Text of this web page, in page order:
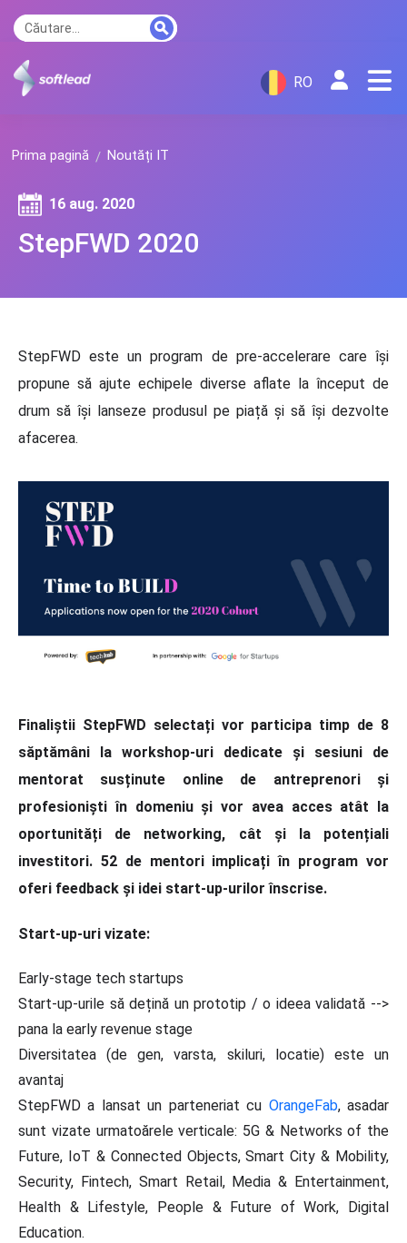
RO
Prima pagină Noutăți IT
StepFWD 2020
16 aug. 2020
StepFWD este un program de pre-accelerare care își
propune să ajute echipele diverse aflate la început de
drum să își lanseze produsul pe piață și să își dezvolte
afacerea.
Finaliștii StepFWD selectați vor participa timp de 8
săptămâni la workshop-uri dedicate și sesiuni de
mentorat susținute online de antreprenori și
profesioniști în domeniu și vor avea acces atât la
oportunități de networking, cât și la potențiali
investitori. 52 de mentori implicați în program vor
oferi feedback și idei start-up-urilor înscrise.
Start-up-uri vizate:
Early-stage tech startups
Start-up-urile să dețină un prototip / o ideea validată -->
pana la early revenue stage
Diversitatea (de gen, varsta, skiluri, locatie) este un
avantaj
StepFWD a lansat un parteneriat cu OrangeFab, asadar
sunt vizate urmatoărele verticale: 5G & Networks of the
Future, IoT & Connected Objects, Smart City & Mobility,
Security, Fintech, Smart Retail, Media & Entertainment,
Health & Lifestyle, People & Future of Work, Digital
Education.